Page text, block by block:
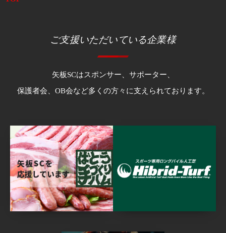
ご支援いただいている企業様
矢板SCはスポンサー、サポーター、
保護者会、OB会など多くの方々に支えられております。